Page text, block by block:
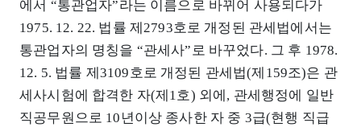
에서 “통관업자”라는 이름으로 바뀌어 사용되다가
1975. 12. 22. 법률 제2793호로 개정된 관세법에서는
통관업자의 명칭을 “관세사”로 바꾸었다. 그 후 1978.
12. 5. 법률 제3109호로 개정된 관세법(제159조)은 관
세사시험에 합격한 자(제1호) 외에, 관세행정에 일반
직공무원으로 10년이상 종사한 자 중 3급(현행 직급